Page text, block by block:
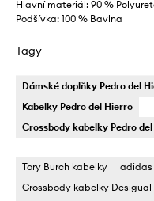
Hlavní materiál: 90 %
Podšívka: 100 % Bavlna
Tagy
Dámské doplňky Pedro del
Kabelky Pedro del Hierro
Crossbody kabelky Pedro
Tory Burch kabelky
adidas
Crossbody kabelky Desigual